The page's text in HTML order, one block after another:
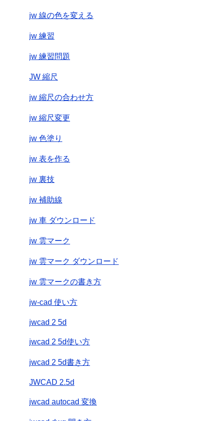
jw 線の色を変える
jw 練習
jw 練習問題
JW 縮尺
jw 縮尺の合わせ方
jw 縮尺変更
jw 色塗り
jw 表を作る
jw 裏技
jw 補助線
jw 車 ダウンロード
jw 雲マーク
jw 雲マーク ダウンロード
jw 雲マークの書き方
jw-cad 使い方
jwcad 2 5d
jwcad 2 5d使い方
jwcad 2 5d書き方
JWCAD 2.5d
jwcad autocad 変換